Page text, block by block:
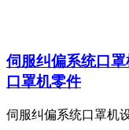
伺服纠偏系统口
口罩机零件
伺服纠偏系统口罩机